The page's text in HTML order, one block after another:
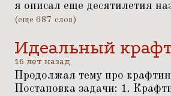
я описал еще десятилетия
(еще 687 слов)
Идеальный
16 лет назад
Продолжая тему про
Постановка задачи: 1.